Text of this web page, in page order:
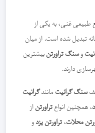
طبیعی غنی، به یکی از
تبدیل شده است. از میان
و سنگ تراورتنبیشترین
دارند.
سنگ گرانیت مانندگرانیت
، همچنین انواعتراورتناز
محلات، تراورتن یزد و